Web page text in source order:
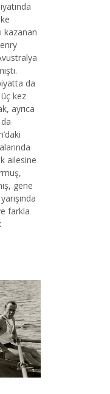
kazanan
da
kez
ayrıca
ailesine
gene
farkla